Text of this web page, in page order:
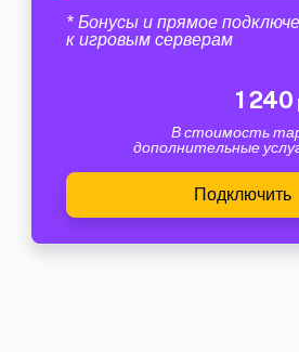
* Бонусы и прямое
к игровым серверам
1 240
В стоимость
дополнительные
Подключить